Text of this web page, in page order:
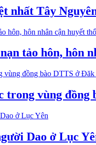
nhất Tây
tảo hôn, hôn
trong vùng
Dao ở Lục